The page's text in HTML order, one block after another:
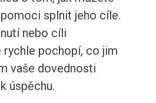
splnit jeho cíle.
nebo cíli
rychle pochopí, co jim
vaše dovednosti
úspěchu.